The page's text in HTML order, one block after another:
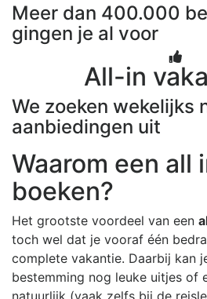
Meer dan 400.000
gingen je al voor
All-in
We zoeken wekelijks
aanbiedingen uit
Waarom een all
boeken?
Het grootste voordeel van een
toch wel dat je vooraf één
complete vakantie. Daarbij kan
bestemming nog leuke uitjes of
natuurlijk (vaak zelfs bij de